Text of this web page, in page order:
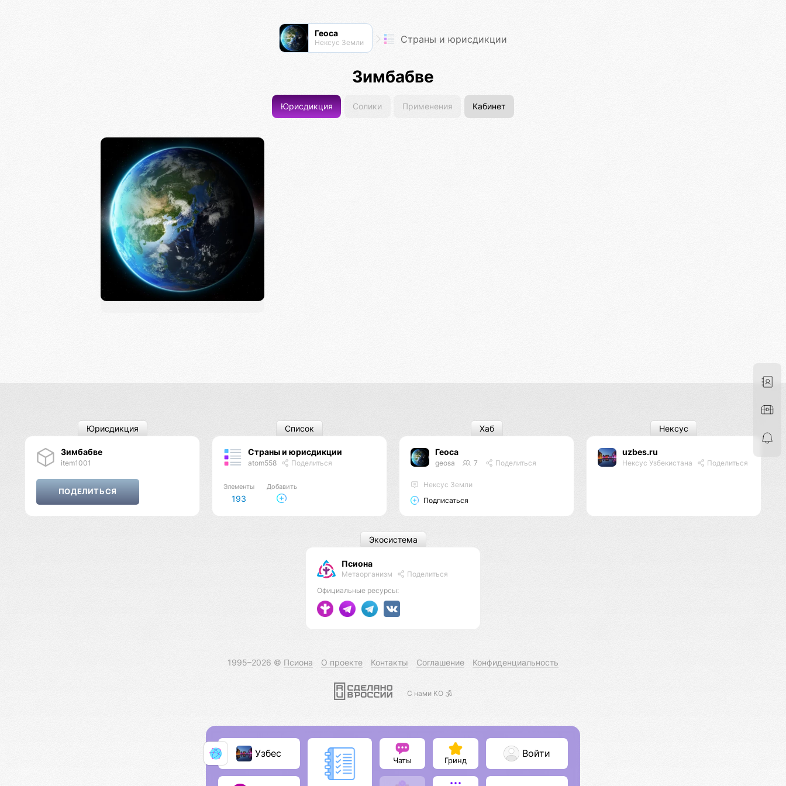
Геоса
Нексус Земли Страны и юрисдикции
Зимбабве
Юрисдикция Солики Применения Кабинет
Зимбабве
item1001
Юрисдикция
Страны и юрисдикции
atom558 Поделиться
Элементы
193
Добавить
Список
Геоса
geosa 7 Поделиться
Нексус Земли
Подписаться
Хаб
uzbes.ru
Нексус Узбекистана Поделиться
Нексус
Псиона
Метаорганизм
Поделиться
Официальные ресурсы:
Экосистема
1995–2026 © Псиона О проекте Контакты Соглашение Конфиденциальность
С нами КО 🕉️
Узбес
Чаты Гринд
Войти